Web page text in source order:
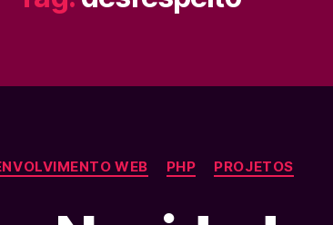
Categorias
WEB PHP PROJETOS